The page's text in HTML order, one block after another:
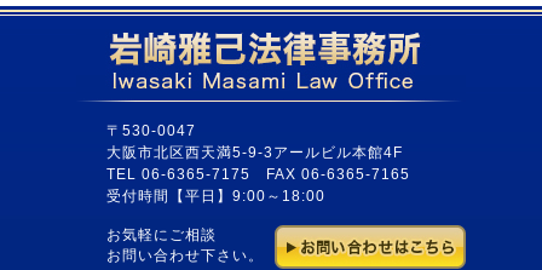
〒530-0047
大阪市北区西天満5-9-3アールビル本館4F
TEL 06-6365-7175 FAX 06-6365-7165
受付時間【平日】9:00～18:00
お気軽にご相談
お問い合わせ下さい。